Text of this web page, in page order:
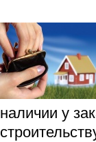
наличии у